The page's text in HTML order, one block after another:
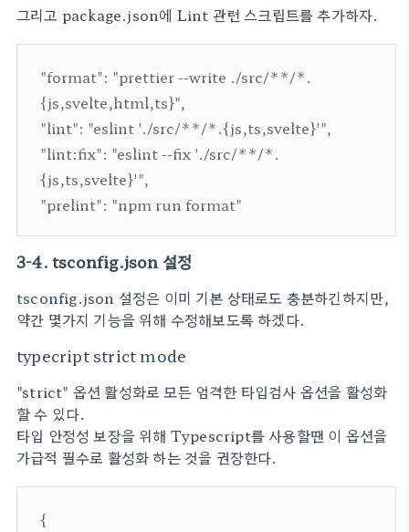
그리고 package.json에 Lint 관련 스크립트를 추가하자.
"format": "prettier --write ./src/**/*.
{js,svelte,html,ts}",
"lint": "eslint './src/**/*.{js,ts,svelte}'",
"lint:fix": "eslint --fix './src/**/*.
{js,ts,svelte}'",
"prelint": "npm run format"
3-4. tsconfig.json 설정
tsconfig.json 설정은 이미 기본 상태로도 충분하긴하지만,
약간 몇가지 기능을 위해 수정해보도록 하겠다.
typecript strict mode
"strict" 옵션 활성화로 모든 엄격한 타입검사 옵션을 활성화
할 수 있다.
타입 안정성 보장을 위해 Typescript를 사용할땐 이 옵션을
가급적 필수로 활성화 하는 것을 권장한다.
{